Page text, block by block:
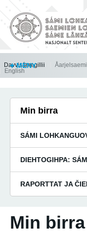
MENY
Davvisámegillii
English
Min birra
SÁMI
DIEHTOGIHPA:
RAPORTTAT JA
Min birra